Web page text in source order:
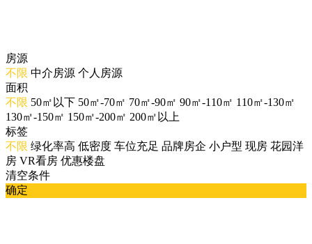
房源
不限 中介房源 个人房源
面积
不限 50㎡以下 50㎡-70㎡ 70㎡-90㎡ 90㎡-110㎡ 110㎡-130㎡
130㎡-150㎡ 150㎡-200㎡ 200㎡以上
标签
不限 绿化率高 低密度 车位充足 品牌房企 小户型 现房 花园洋
房 VR看房 优惠楼盘
清空条件
确定